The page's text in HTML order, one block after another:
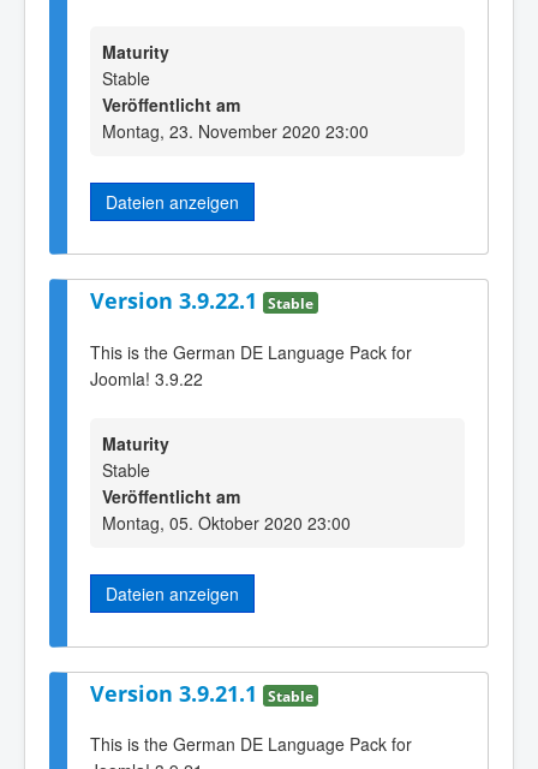
Maturity
Stable
Veröffentlicht am
Montag, 23. November 2020 23:00
Dateien anzeigen
Version 3.9.22.1 Stable
This is the German DE Language Pack for
Joomla! 3.9.22
Maturity
Stable
Veröffentlicht am
Montag, 05. Oktober 2020 23:00
Dateien anzeigen
Version 3.9.21.1 Stable
This is the German DE Language Pack for